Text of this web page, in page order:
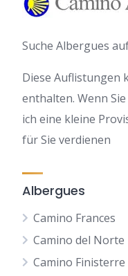
Suche Albergues
Diese Auflistungen
enthalten. Wenn
ich eine kleine
für Sie verdienen
Albergues
Camino Frances
Camino del Norte
Camino Finisterre